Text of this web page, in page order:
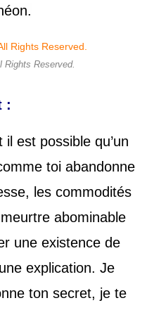
Reserved.
:
est possible qu’un
toi abandonne
les commodités
abominable
une existence de
explication. Je
ton secret, je te